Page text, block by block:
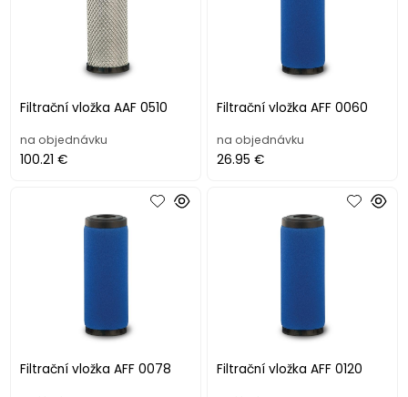
Filtrační vložka AAF 0510
na objednávku
100.21 €
Filtrační vložka AFF 0060
na objednávku
26.95 €
Filtrační vložka AFF 0078 Filtrační vložka AFF 0120